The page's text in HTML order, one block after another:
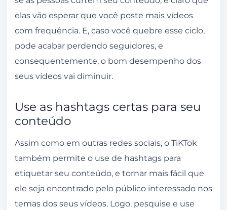
elas vão esperar que você poste mais vídeos
com frequência. E, caso você quebre esse ciclo,
pode acabar perdendo seguidores, e
consequentemente, o bom desempenho dos
seus vídeos vai diminuir.
Use as hashtags certas para seu
conteúdo
Assim como em outras redes sociais, o TiKTok
também permite o use de hashtags para
etiquetar seu conteúdo, e tornar mais fácil que
ele seja encontrado pelo público interessado nos
temas dos seus vídeos. Logo, pesquise e use